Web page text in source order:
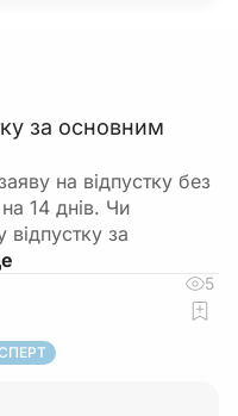
за основним
на відпустку без
14 днів. Чи
за
5